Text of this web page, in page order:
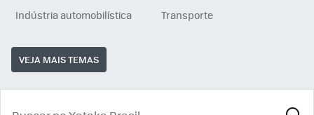
Indústria automobilística
Transporte
VEJA MAIS TEMAS